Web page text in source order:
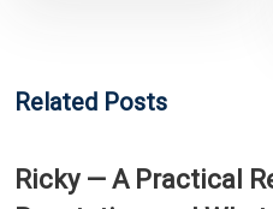
Related Posts
Ricky — A Practical